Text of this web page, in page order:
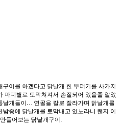
이를 하겠다고 닭날개 한 무더기를 사가지
마디별로 토막쳐져서 손질되어 있을줄 알았
날개들이… 연골을 칼로 잘라가며 닭날개를
중에 닭날개를 토막내고 있노라니 왠지 이
들어보는 닭날개구이.